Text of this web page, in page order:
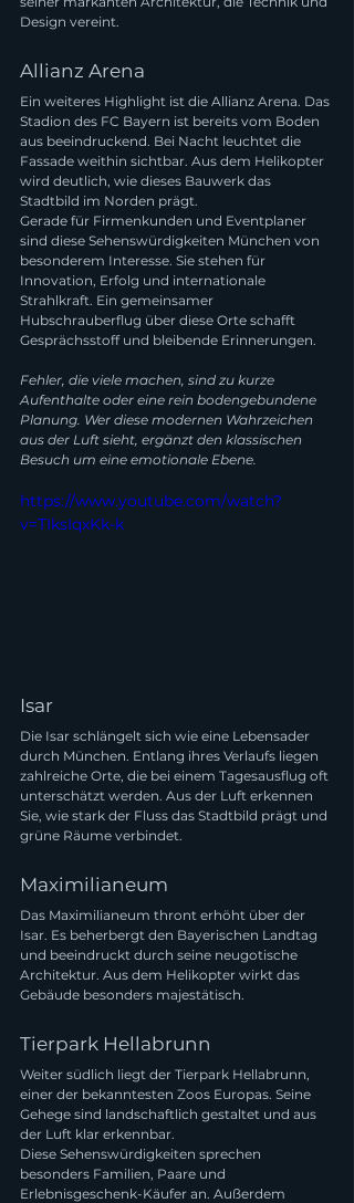
Design vereint.
Allianz Arena
Ein weiteres Highlight ist die Allianz Arena. Das
Stadion des FC Bayern ist bereits vom Boden
aus beeindruckend. Bei Nacht leuchtet die
Fassade weithin sichtbar. Aus dem Helikopter
wird deutlich, wie dieses Bauwerk das
Stadtbild im Norden prägt.
Gerade für Firmenkunden und Eventplaner
sind diese Sehenswürdigkeiten München von
besonderem Interesse. Sie stehen für
Innovation, Erfolg und internationale
Strahlkraft. Ein gemeinsamer
Hubschrauberflug über diese Orte schafft
Gesprächsstoff und bleibende Erinnerungen.
Fehler, die viele machen, sind zu kurze
Aufenthalte oder eine rein bodengebundene
Planung. Wer diese modernen Wahrzeichen
aus der Luft sieht, ergänzt den klassischen
Besuch um eine emotionale Ebene.
https://www.youtube.com/watch?
v=TIksIqxKk-k
Isar
Die Isar schlängelt sich wie eine Lebensader
durch München. Entlang ihres Verlaufs liegen
zahlreiche Orte, die bei einem Tagesausflug oft
unterschätzt werden. Aus der Luft erkennen
Sie, wie stark der Fluss das Stadtbild prägt und
grüne Räume verbindet.
Maximilianeum
Das Maximilianeum thront erhöht über der
Isar. Es beherbergt den Bayerischen Landtag
und beeindruckt durch seine neugotische
Architektur. Aus dem Helikopter wirkt das
Gebäude besonders majestätisch.
Tierpark Hellabrunn
Weiter südlich liegt der Tierpark Hellabrunn,
einer der bekanntesten Zoos Europas. Seine
Gehege sind landschaftlich gestaltet und aus
der Luft klar erkennbar.
Diese Sehenswürdigkeiten sprechen
besonders Familien, Paare und
Erlebnisgeschenk-Käufer an. Außerdem